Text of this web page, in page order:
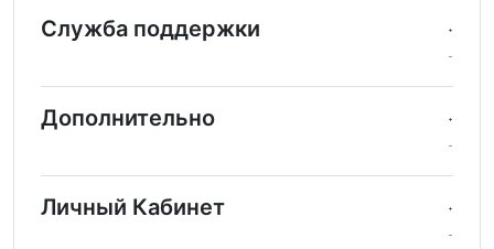
Служба поддержки
Дополнительно
Личный Кабинет